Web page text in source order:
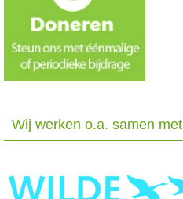
Wij werken o.a. samen met